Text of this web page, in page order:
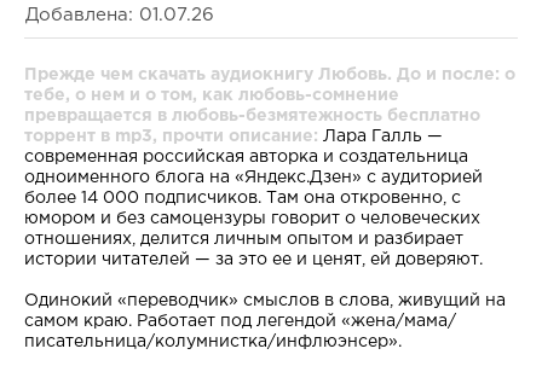
Добавлена: 01.07.26
Прежде чем скачать аудиокнигу Любовь. До и после: о
тебе, о нем и о том, как любовь-сомнение
превращается в любовь-безмятежность бесплатно
торрент в mp3, прочти описание: Лара Галль —
современная российская авторка и создательница
одноименного блога на «Яндекс.Дзен» с аудиторией
более 14 000 подписчиков. Там она откровенно, с
юмором и без самоцензуры говорит о человеческих
отношениях, делится личным опытом и разбирает
истории читателей — за это ее и ценят, ей доверяют.
Одинокий «переводчик» смыслов в слова, живущий на
самом краю. Работает под легендой «жена/мама/
писательница/колумнистка/инфлюэнсер».